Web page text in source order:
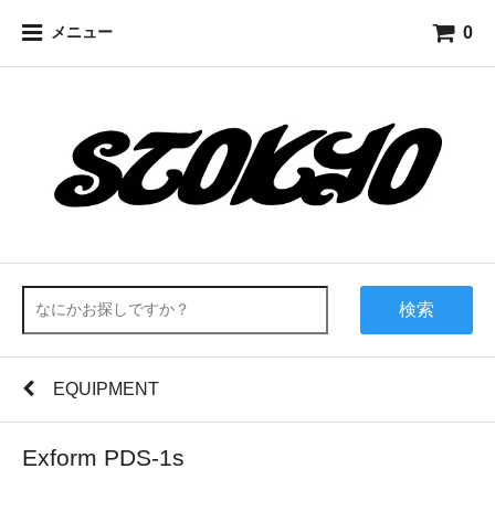
メニュー 0
検索
EQUIPMENT
Exform PDS-1s